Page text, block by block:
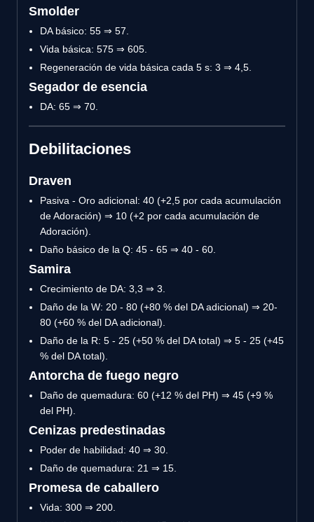
Smolder
DA básico: 55 ⇒ 57.
Vida básica: 575 ⇒ 605.
Regeneración de vida básica cada 5 s: 3 ⇒ 4,5.
Segador de esencia
DA: 65 ⇒ 70.
Debilitaciones
Draven
Pasiva - Oro adicional: 40 (+2,5 por cada acumulación
de Adoración) ⇒ 10 (+2 por cada acumulación de
Adoración).
Daño básico de la Q: 45 - 65 ⇒ 40 - 60.
Samira
Crecimiento de DA: 3,3 ⇒ 3.
Daño de la W: 20 - 80 (+80 % del DA adicional) ⇒ 20-
80 (+60 % del DA adicional).
Daño de la R: 5 - 25 (+50 % del DA total) ⇒ 5 - 25 (+45
% del DA total).
Antorcha de fuego negro
Daño de quemadura: 60 (+12 % del PH) ⇒ 45 (+9 %
del PH).
Cenizas predestinadas
Poder de habilidad: 40 ⇒ 30.
Daño de quemadura: 21 ⇒ 15.
Promesa de caballero
Vida: 300 ⇒ 200.